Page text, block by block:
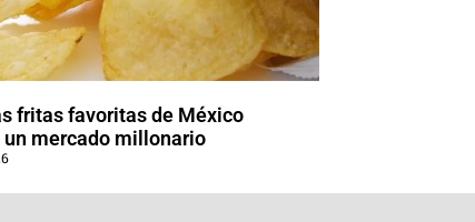
fritas favoritas de México
mercado millonario